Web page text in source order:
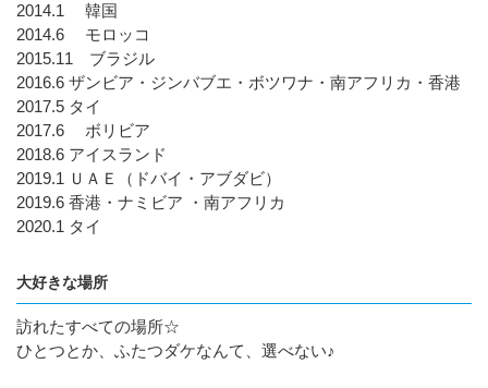
2014.1 韓国
2014.6 モロッコ
2015.11 ブラジル
2016.6 ザンビア・ジンバブエ・ボツワナ・南アフリカ・香港
2017.5 タイ
2017.6 ボリビア
2018.6 アイスランド
2019.1 ＵＡＥ（ドバイ・アブダビ）
2019.6 香港・ナミビア ・南アフリカ
2020.1 タイ
大好きな場所
訪れたすべての場所☆
ひとつとか、ふたつダケなんて、選べない♪